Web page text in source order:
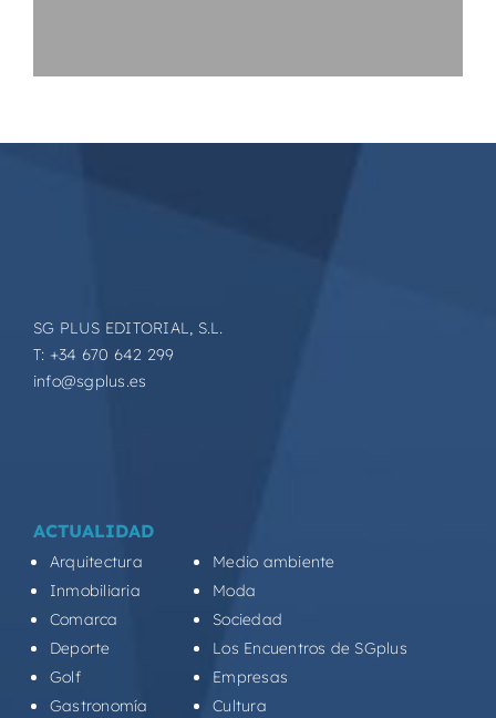
SG PLUS EDITORIAL, S.L.
T: +34 670 642 299
info@sgplus.es
ACTUALIDAD
Arquitectura
Inmobiliaria
Comarca
Deporte
Golf
Gastronomía
Medio ambiente
Moda
Sociedad
Los Encuentros de SGplus
Empresas
Cultura